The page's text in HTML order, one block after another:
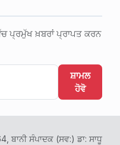
ਪ੍ਰਮੁੱਖ ਖ਼ਬਰਾਂ ਪ੍ਰਾਪਤ ਕਰਨ
ਸ਼ਾਮਲ
ਹੋਵੋ
ਬਾਨੀ ਸੰਪਾਦਕ (ਸਵ:) ਡਾ: ਸਾਧੂ